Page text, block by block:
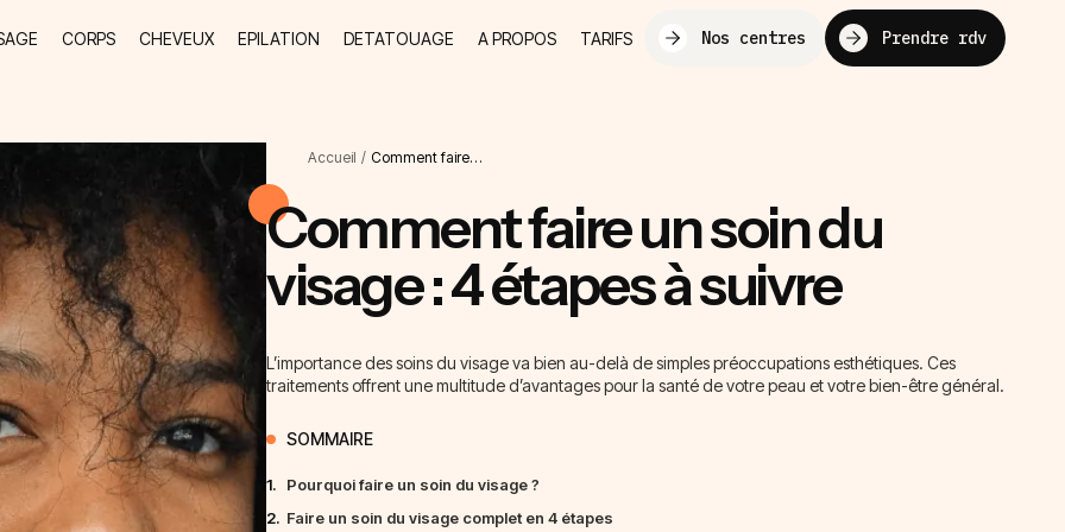
CORPS CHEVEUX EPILATION DETATOUAGE A PROPOS TARIFS Nos centres Prendre rdv
Accueil / Comment faire…
Comment faire un soin du
visage : 4 étapes à suivre
L’importance des soins du visage va bien au-delà de simples préoccupations esthétiques. Ces
traitements offrent une multitude d’avantages pour la santé de votre peau et votre bien-être général.
SOMMAIRE
1.
Pourquoi faire un soin du visage ?
2. Faire un soin du visage complet en 4 étapes